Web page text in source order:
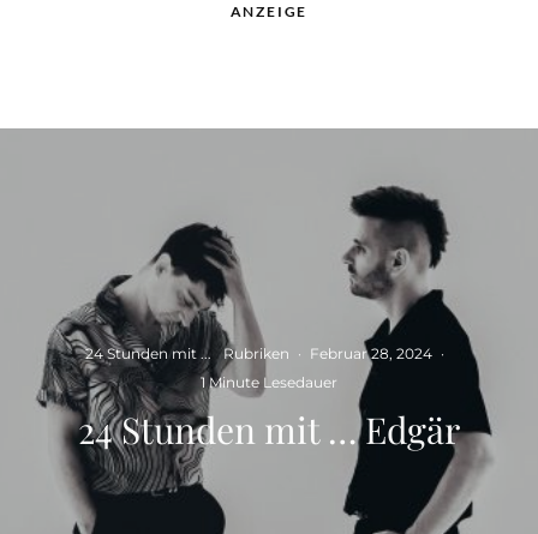
ANZEIGE
24 Stunden mit ... Rubriken · Februar 28, 2024 ·
1 Minute Lesedauer
24 Stunden mit … Edgär